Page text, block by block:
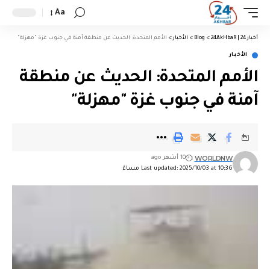
Aa
أخبار 24 | 24AkHbaR >
Blog
> الأخبار > الأمم المتحدة: الحديث عن منطقة آمنة في جنوب غزة "مهزلة"
الأخبار
الأمم المتحدة: الحديث عن منطقة
آمنة في جنوب غزة "مهزلة"
Last updated: 2025/10/03 at 10:36 مساءً
WORLDNW 10 أشهر ago